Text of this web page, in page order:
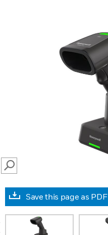
SEARCH
Save this page as PDF